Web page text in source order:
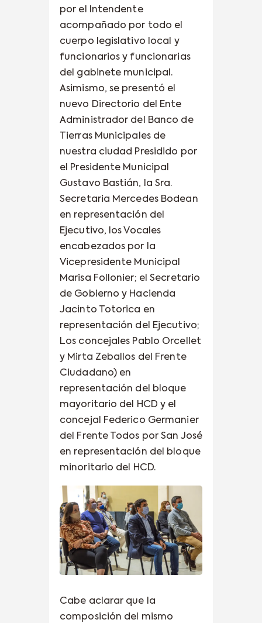
por el Intendente
acompañado por todo el
cuerpo legislativo local y
funcionarios y funcionarias
del gabinete municipal.
Asimismo, se presentó el
nuevo Directorio del Ente
Administrador del Banco de
Tierras Municipales de
nuestra ciudad Presidido por
el Presidente Municipal
Gustavo Bastián, la Sra.
Secretaria Mercedes Bodean
en representación del
Ejecutivo, los Vocales
encabezados por la
Vicepresidente Municipal
Marisa Follonier; el Secretario
de Gobierno y Hacienda
Jacinto Totorica en
representación del Ejecutivo;
Los concejales Pablo Orcellet
y Mirta Zeballos del Frente
Ciudadano) en
representación del bloque
mayoritario del HCD y el
concejal Federico Germanier
del Frente Todos por San José
en representación del bloque
minoritario del HCD.
Cabe aclarar que la
composición del mismo